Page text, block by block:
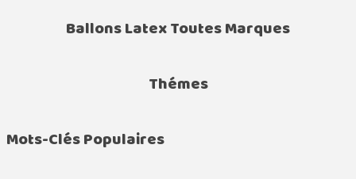
Ballons Latex Toutes Marques
Thémes
Mots-Clés Populaires